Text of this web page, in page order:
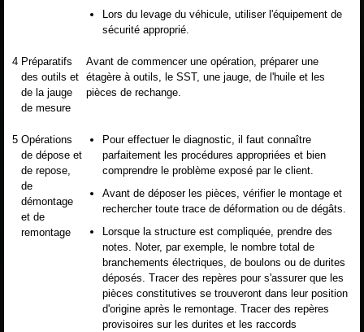
Lors du levage du véhicule, utiliser l'équipement de
sécurité approprié.
4 Préparatifs
des outils et
de la jauge
de mesure
Avant de commencer une opération, préparer une
étagère à outils, le SST, une jauge, de l'huile et les
pièces de rechange.
5 Opérations
de dépose et
de repose,
de
démontage
et de
remontage
Pour effectuer le diagnostic, il faut connaître
parfaitement les procédures appropriées et bien
comprendre le problème exposé par le client.
Avant de déposer les pièces, vérifier le montage et
rechercher toute trace de déformation ou de dégâts.
Lorsque la structure est compliquée, prendre des
notes. Noter, par exemple, le nombre total de
branchements électriques, de boulons ou de durites
déposés. Tracer des repères pour s'assurer que les
pièces constitutives se trouveront dans leur position
d'origine après le remontage. Tracer des repères
provisoires sur les durites et les raccords